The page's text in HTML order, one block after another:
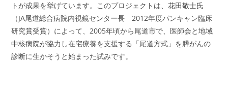
トが成果を挙げています。このプロジェクトは、花田敬士氏
（JA尾道総合病院内視鏡センター長 2012年度パンキャン臨床
研究賞受賞）によって、2005年頃から尾道市で、医師会と地域
中核病院が協力し在宅療養を支援する「尾道方式」を膵がんの
診断に生かそうと始まった試みです。